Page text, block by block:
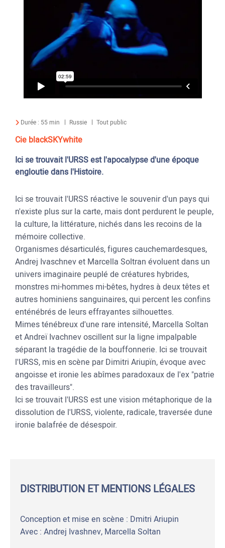
Durée : 55 min Russie Tout public
Cie blackSKYwhite
Ici se trouvait l'URSS est l'apocalypse d'une époque
engloutie dans l'Histoire.
Ici se trouvait l'URSS réactive le souvenir d'un pays qui
n'existe plus sur la carte, mais dont perdurent le peuple,
la culture, la littérature, nichés dans les recoins de la
mémoire collective.
Organismes désarticulés, figures cauchemardesques,
Andrej Ivaschnev et Marcella Soltran évoluent dans un
univers imaginaire peuplé de créatures hybrides,
monstres mi-hommes mi-bêtes, hydres à deux têtes et
autres hominiens sanguinaires, qui percent les confins
enténébrés de leurs effrayantes silhouettes.
Mimes ténébreux d'une rare intensité, Marcella Soltan
et Andreï Ivachnev oscillent sur la ligne impalpable
séparant la tragédie de la bouffonnerie. Ici se trouvait
l'URSS, mis en scène par Dimitri Ariupïn, évoque avec
angoisse et ironie les abîmes paradoxaux de l'ex "patrie
des travailleurs".
Ici se trouvait l'URSS est une vision métaphorique de la
dissolution de l'URSS, violente, radicale, traversée dune
ironie balafrée de désespoir.
DISTRIBUTION ET MENTIONS LÉGALES
Conception et mise en scène : Dmitri Ariupin
Avec : Andrej Ivashnev, Marcella Soltan